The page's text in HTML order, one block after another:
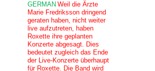
GERMAN Weil die Ärzte
Marie Fredriksson dringend
geraten haben, nicht weiter
live aufzutreten, haben
Roxette ihre geplanten
Konzerte abgesagt. Dies
bedeutet zugleich das Ende
der Live-Konzerte überhaupt
für Roxette. Die Band wird